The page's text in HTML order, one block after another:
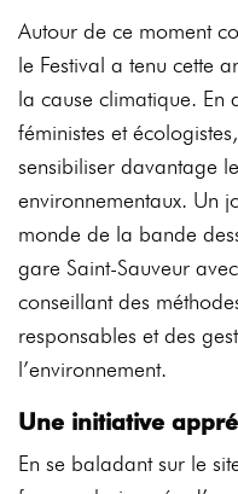
Autour de ce moment
le Festival a tenu cette
la cause climatique. En
féministes et
sensibiliser davantage
environnementaux. Un
monde de la bande
gare Saint-Sauveur
conseillant des
responsables et des
l’environnement.
Une initiative
En se baladant sur le